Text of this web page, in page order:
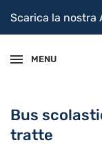
Scarica la nostra
MENU
Bus
tratte